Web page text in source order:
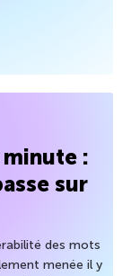
minute :
sur
des mots
menée il y